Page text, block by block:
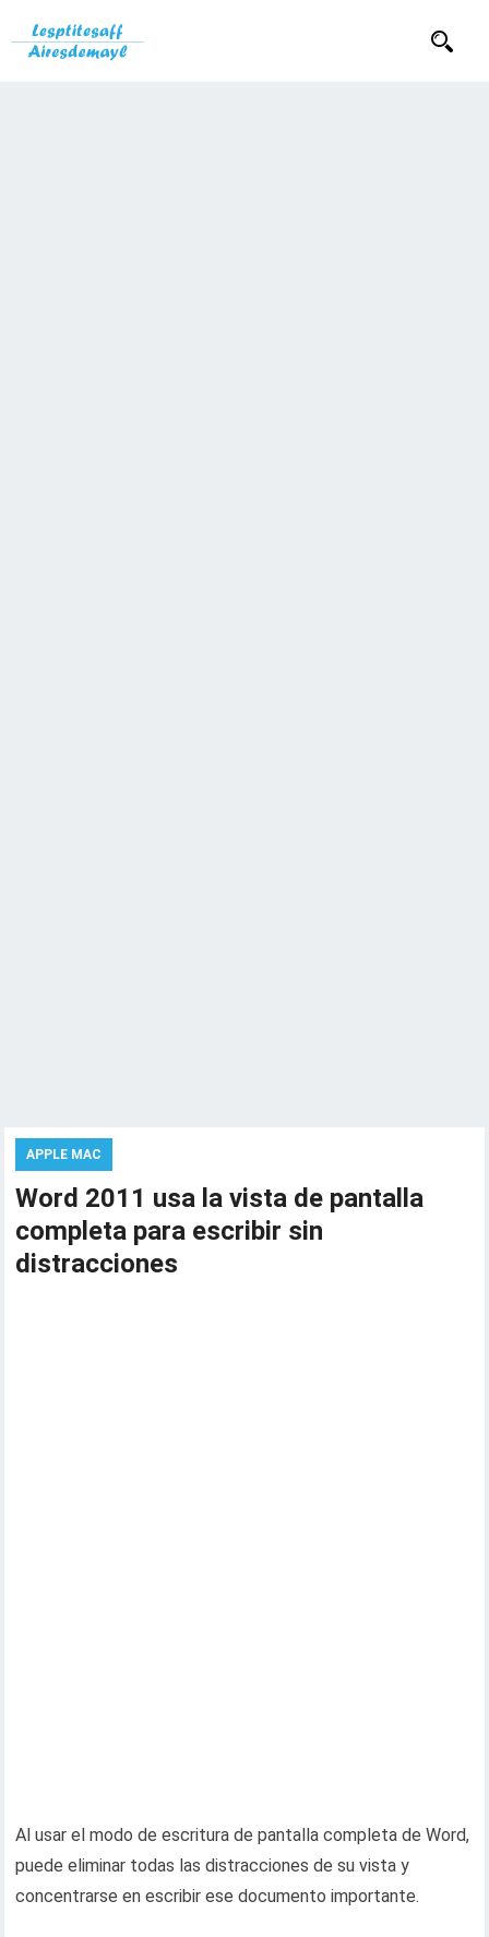
APPLE MAC
Word 2011 usa la vista de pantalla
completa para escribir sin
distracciones
Al usar el modo de escritura de pantalla completa de Word,
puede eliminar todas las distracciones de su vista y
concentrarse en escribir ese documento importante.